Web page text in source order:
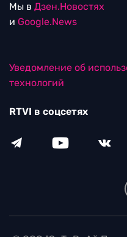
Мы в Дзен.Новостях
и Google.News
Уведомление об
технологий
RTVI в соцсетях